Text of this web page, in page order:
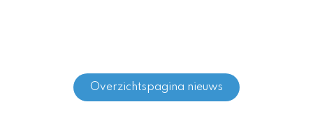
Overzichtspagina nieuws